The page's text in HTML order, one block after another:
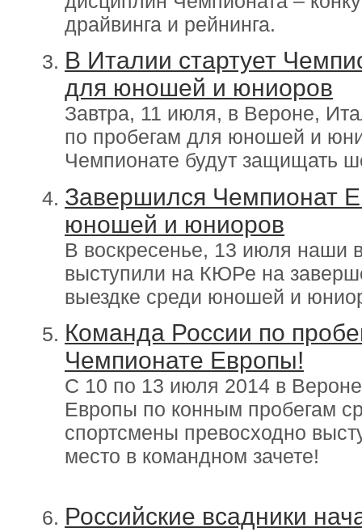
драйвинга и рейнинга.
В Италии стартует
для юношей и юниоров
Завтра, 11 июля, в Вероне,
по пробегам для юношей и
Чемпионате будут защищать
Завершился Чемпионат
юношей и юниоров
В воскресенье, 13 июля наши
выступили на КЮРе на
выездке среди юношей и
Команда России по
Чемпионате Европы!
С 10 по 13 июля 2014 в
Европы по конным пробегам
спортсмены превосходно
место в командном зачете!
Российские всадники